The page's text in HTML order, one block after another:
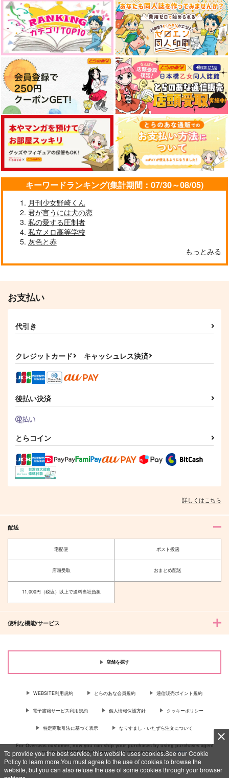
To provide you the best service, this website uses cookies.See our Cookie
Policy to learn more.You must agree to the use of cookies to browse the
website, but you can also refuse the use of some cookies through your browser
ファーストステップチ
ャレンジ！
さんまの塩焼き
315円（税込）
ユキ×モモ
サンプル
作品詳細
からにいあのね
Aqua+
629円（税込）
火車切
サンプル
作品詳細
悪役令嬢は隣国の王太
子に溺愛される 15
KADOKAWA
924円（税込）
サンプル
作品詳細
地味な私が転生した
ら、王太子妃の取り柄
のない妹でした 幼な
じみ公爵令息に溺愛さ
れつつ、私なりの居場
所を探します
一迅社
1,430円 （税込）
サンプル
作品詳細
王太子殿下、終了のお
知らせです
ＳＢクリエイティブ
1,540円（税込）
作品詳細
キーワードランキング(集計期間：07/30～08/05)
月刊少女野崎くん
君が言うには犬の恋
私の愛する圧制者
私立メロ高等学校
灰色と赤
もっとみる
お支払い
代引き
クレジットカード キャッシュレス決済
後払い決済
とらコイン
詳しくはこちら
配送
宅配便 ポスト投函
店頭受取 おまとめ配送
11,000円（税込）以上で送料当社負担
便利な機能/サービス
店舗を探す
WEBSITE利用規約 とらのあな会員規約 通信販売ポイント規約
電子書籍サービス利用規約 個人情報保護方針 クッキーポリシー
特定商取引法に基づく表示 なりすまし・いたずら注文について
For Overseas customer, now you can ship your purchases by using purchases agent
services “AOCS”! Click {more…} for more information …more